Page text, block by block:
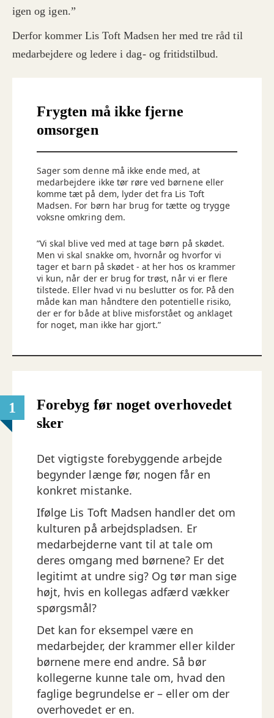
igen og igen.”
Derfor kommer Lis Toft Madsen her med tre råd til
medarbejdere og ledere i dag- og fritidstilbud.
Frygten må ikke fjerne
omsorgen
Sager som denne må ikke ende med, at
medarbejdere ikke tør røre ved børnene eller
komme tæt på dem, lyder det fra Lis Toft
Madsen. For børn har brug for tætte og trygge
voksne omkring dem.
”Vi skal blive ved med at tage børn på skødet.
Men vi skal snakke om, hvornår og hvorfor vi
tager et barn på skødet - at her hos os krammer
vi kun, når der er brug for trøst, når vi er flere
tilstede. Eller hvad vi nu beslutter os for. På den
måde kan man håndtere den potentielle risiko,
der er for både at blive misforstået og anklaget
for noget, man ikke har gjort.”
1
Forebyg før noget overhovedet
sker
Det vigtigste forebyggende arbejde
begynder længe før, nogen får en
konkret mistanke.
Ifølge Lis Toft Madsen handler det om
kulturen på arbejdspladsen. Er
medarbejderne vant til at tale om
deres omgang med børnene? Er det
legitimt at undre sig? Og tør man sige
højt, hvis en kollegas adfærd vækker
spørgsmål?
Det kan for eksempel være en
medarbejder, der krammer eller kilder
børnene mere end andre. Så bør
kollegerne kunne tale om, hvad den
faglige begrundelse er – eller om der
overhovedet er en.